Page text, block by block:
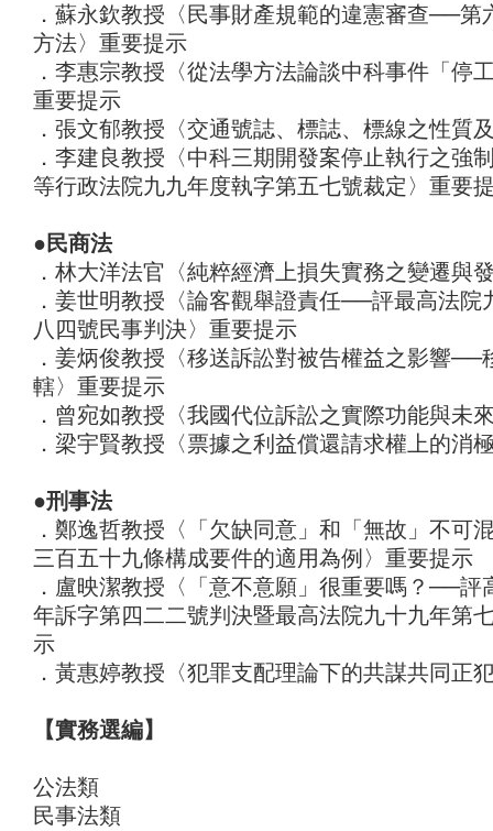
．蘇永欽教授〈民事財產規範的違憲審查──第
方法〉重要提示
．李惠宗教授〈從法學方法論談中科事件「停
重要提示
．張文郁教授〈交通號誌、標誌、標線之性質
．李建良教授〈中科三期開發案停止執行之
等行政法院九九年度執字第五七號裁定〉重要
●民商法
．林大洋法官〈純粹經濟上損失實務之變遷與
．姜世明教授〈論客觀舉證責任──評最高法院
八四號民事判決〉重要提示
．姜炳俊教授〈移送訴訟對被告權益之影響──
轄〉重要提示
．曾宛如教授〈我國代位訴訟之實際功能與未
．梁宇賢教授〈票據之利益償還請求權上的消
●刑事法
．鄭逸哲教授〈「欠缺同意」和「無故」不可
三百五十九條構成要件的適用為例〉重要提示
．盧映潔教授〈「意不意願」很重要嗎？──評
年訴字第四二二號判決暨最高法院九十九年第
示
．黃惠婷教授〈犯罪支配理論下的共謀共同正
【實務選編】
公法類
民事法類